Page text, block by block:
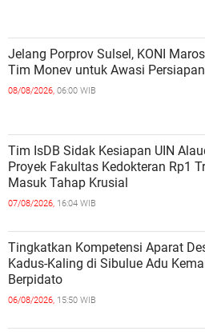
Jelang Porprov Sulsel, KONI
Tim Monev untuk Awasi
08/08/2026, 06:00 WIB
Tim IsDB Sidak Kesiapan UIN
Proyek Fakultas Kedokteran Rp1
Masuk Tahap Krusial
07/08/2026, 16:04 WIB
Tingkatkan Kompetensi Aparat
Kadus-Kaling di Sibulue Adu
Berpidato
06/08/2026, 15:50 WIB